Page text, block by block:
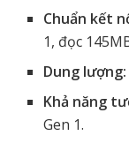
Chuẩn kết
1, đọc
Dung lượng:
Khả năng
Gen 1.